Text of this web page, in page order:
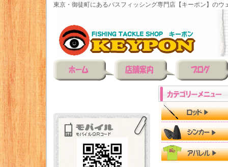
東京・御徒町にあるバスフィッシング専門店【キーポン】のウ